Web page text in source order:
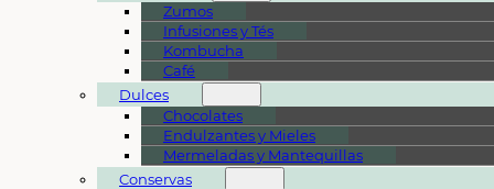
Zumos
Infusiones y Tés
Kombucha
Café
Dulces
Chocolates
Endulzantes y Mieles
Mermeladas y Mantequillas
Conservas